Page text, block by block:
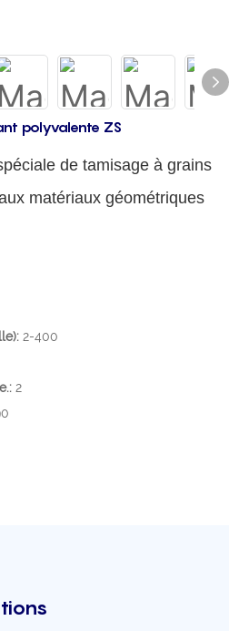
polyvalente ZS
de tamisage à grains
matériaux géométriques
2-400
2